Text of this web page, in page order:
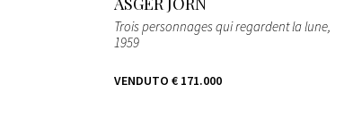
Trois personnages qui regardent la lune,
1959
VENDUTO € 171.000